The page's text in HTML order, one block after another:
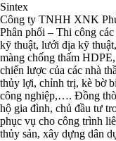
Sintex
Công ty TNHH XNK
Phân phối – Thi công
kỹ thuật, lưới địa kỹ
màng chống thấm
chiến lược của các nhà
thủy lợi, chỉnh trị, kè bờ
công nghiệp,…. Đồng
hộ gia đình, chủ đầu tư
phục vụ cho công trình
thủy sản, xây dựng dân